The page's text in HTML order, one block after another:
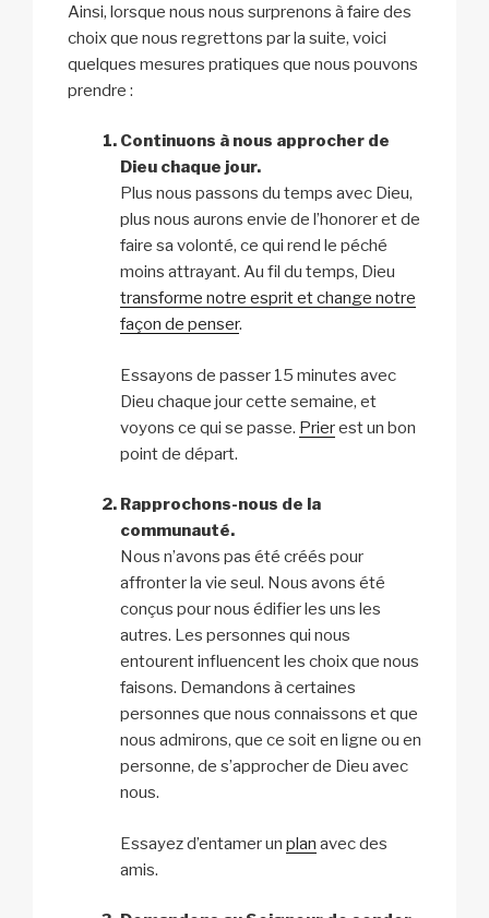
Ainsi, lorsque nous nous surprenons à faire des
choix que nous regrettons par la suite, voici
quelques mesures pratiques que nous pouvons
prendre :
Continuons à nous approcher de
Dieu chaque jour.
Plus nous passons du temps avec Dieu,
plus nous aurons envie de l’honorer et de
faire sa volonté, ce qui rend le péché
moins attrayant. Au fil du temps, Dieu
transforme notre esprit et change notre
façon de penser.
Essayons de passer 15 minutes avec
Dieu chaque jour cette semaine, et
voyons ce qui se passe. Prierest un bon
point de départ.
Rapprochons-nous de la
communauté.
Nous n’avons pas été créés pour
affronter la vie seul. Nous avons été
conçus pour nous édifier les uns les
autres. Les personnes qui nous
entourent influencent les choix que nous
faisons. Demandons à certaines
personnes que nous connaissons et que
nous admirons, que ce soit en ligne ou en
personne, de s’approcher de Dieu avec
nous.
Essayez d’entamer un plan avec des
amis.